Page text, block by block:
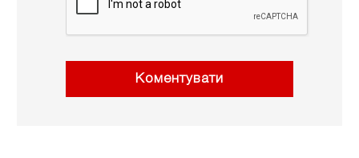
Коментувати